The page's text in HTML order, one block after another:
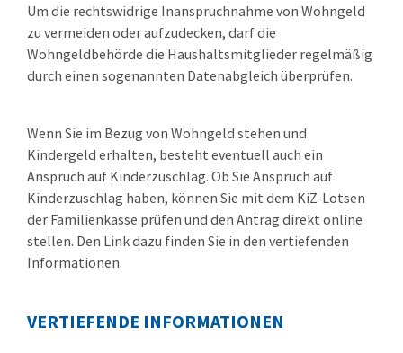
Um die rechtswidrige Inanspruchnahme von Wohngeld
zu vermeiden oder aufzudecken, darf die
Wohngeldbehörde die Haushaltsmitglieder regelmäßig
durch einen sogenannten Datenabgleich überprüfen.
Wenn Sie im Bezug von Wohngeld stehen und
Kindergeld erhalten, besteht eventuell auch ein
Anspruch auf Kinderzuschlag. Ob Sie Anspruch auf
Kinderzuschlag haben, können Sie mit dem KiZ-Lotsen
der Familienkasse prüfen und den Antrag direkt online
stellen. Den Link dazu finden Sie in den vertiefenden
Informationen.
VERTIEFENDE INFORMATIONEN